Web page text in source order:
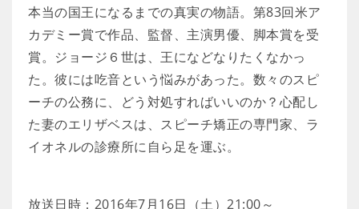
本当の国王になるまでの真実の物語。第83回米ア
カデミー賞で作品、監督、主演男優、脚本賞を受
賞。ジョージ６世は、王になどなりたくなかっ
た。彼には吃音という悩みがあった。数々のスピ
ーチの公務に、どう対処すればいいのか？心配し
た妻のエリザベスは、スピーチ矯正の専門家、ラ
イオネルの診療所に自ら足を運ぶ。
放送日時：2016年7月16日（土）21:00～